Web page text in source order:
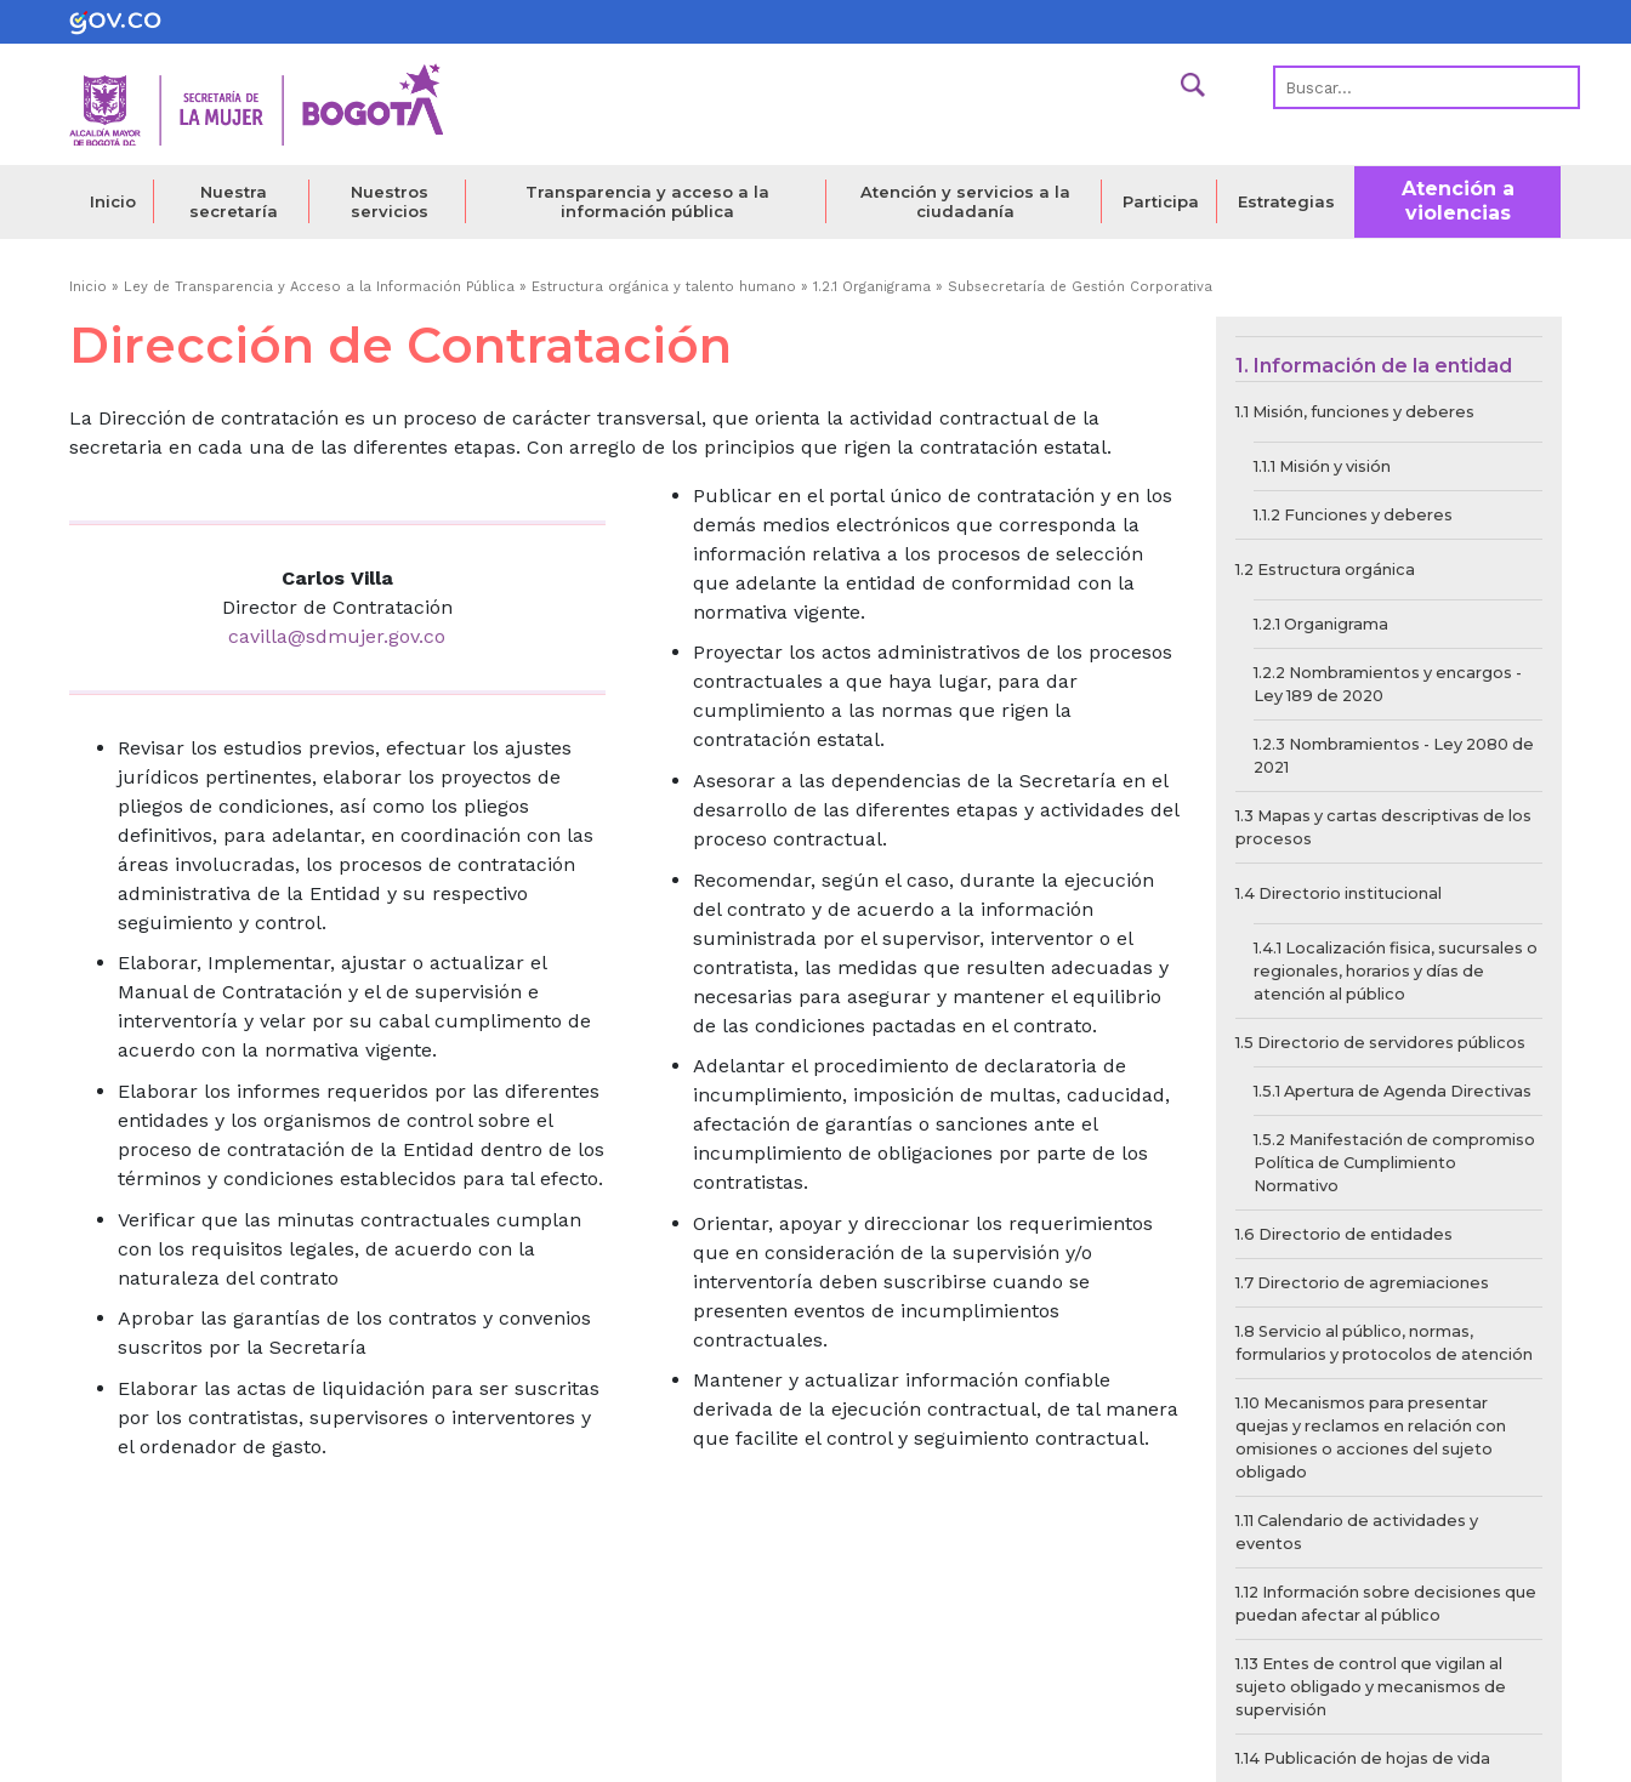
al
contenido
Inicio
Nuestra
secretaría
Nuestros
servicios
Transparencia y acceso a la
información pública
Atención y servicios a la
ciudadanía
Participa Estrategias
Atención a
violencias
Ruta
de
Inicio Ley de Transparencia y Acceso a la Información Pública Estructura orgánica y talento humano 1.2.1 Organigrama Subsecretaría de Gestión Corporativa
Menú de Contexto
1. Información de la entidad
1.1 Misión, funciones y deberes
1.1.1 Misión y visión
1.1.2 Funciones y deberes
1.2 Estructura orgánica
1.2.1 Organigrama
1.2.2 Nombramientos y encargos -
Ley 189 de 2020
1.2.3 Nombramientos - Ley 2080 de
2021
1.3 Mapas y cartas descriptivas de los
procesos
1.4 Directorio institucional
1.4.1 Localización fisica, sucursales o
regionales, horarios y días de
atención al público
1.5 Directorio de servidores públicos
1.5.1 Apertura de Agenda Directivas
1.5.2 Manifestación de compromiso
Política de Cumplimiento
Normativo
1.6 Directorio de entidades
1.7 Directorio de agremiaciones
1.8 Servicio al público, normas,
formularios y protocolos de atención
1.10 Mecanismos para presentar
quejas y reclamos en relación con
omisiones o acciones del sujeto
obligado
1.11 Calendario de actividades y
eventos
1.12 Información sobre decisiones que
puedan afectar al público
1.13 Entes de control que vigilan al
sujeto obligado y mecanismos de
supervisión
1.14 Publicación de hojas de vida
Dirección de Contratación
La Dirección de contratación es un proceso de carácter transversal, que orienta la actividad contractual de la
secretaria en cada una de las diferentes etapas. Con arreglo de los principios que rigen la contratación estatal.
Carlos Villa
Director de Contratación
cavilla@sdmujer.gov.co
Revisar los estudios previos, efectuar los ajustes
jurídicos pertinentes, elaborar los proyectos de
pliegos de condiciones, así como los pliegos
definitivos, para adelantar, en coordinación con las
áreas involucradas, los procesos de contratación
administrativa de la Entidad y su respectivo
seguimiento y control.
Elaborar, Implementar, ajustar o actualizar el
Manual de Contratación y el de supervisión e
interventoría y velar por su cabal cumplimento de
acuerdo con la normativa vigente.
Elaborar los informes requeridos por las diferentes
entidades y los organismos de control sobre el
proceso de contratación de la Entidad dentro de los
términos y condiciones establecidos para tal efecto.
Verificar que las minutas contractuales cumplan
con los requisitos legales, de acuerdo con la
naturaleza del contrato
Aprobar las garantías de los contratos y convenios
suscritos por la Secretaría
Elaborar las actas de liquidación para ser suscritas
por los contratistas, supervisores o interventores y
el ordenador de gasto.
Publicar en el portal único de contratación y en los
demás medios electrónicos que corresponda la
información relativa a los procesos de selección
que adelante la entidad de conformidad con la
normativa vigente.
Proyectar los actos administrativos de los procesos
contractuales a que haya lugar, para dar
cumplimiento a las normas que rigen la
contratación estatal.
Asesorar a las dependencias de la Secretaría en el
desarrollo de las diferentes etapas y actividades del
proceso contractual.
Recomendar, según el caso, durante la ejecución
del contrato y de acuerdo a la información
suministrada por el supervisor, interventor o el
contratista, las medidas que resulten adecuadas y
necesarias para asegurar y mantener el equilibrio
de las condiciones pactadas en el contrato.
Adelantar el procedimiento de declaratoria de
incumplimiento, imposición de multas, caducidad,
afectación de garantías o sanciones ante el
incumplimiento de obligaciones por parte de los
contratistas.
Orientar, apoyar y direccionar los requerimientos
que en consideración de la supervisión y/o
interventoría deben suscribirse cuando se
presenten eventos de incumplimientos
contractuales.
Mantener y actualizar información confiable
derivada de la ejecución contractual, de tal manera
que facilite el control y seguimiento contractual.